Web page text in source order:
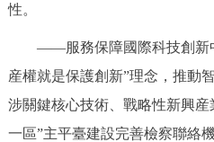
性。
——服務保障國際科技創新中
産權就是保護創新”理念，推動
涉關鍵核心技術、戰略性新興産
一區”主平臺建設完善檢察聯絡